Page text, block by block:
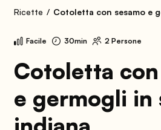
Mondo AIA
Ricette Cotoletta con sesamo e
Facile 30min 2 Persone
Cotoletta con
e germogli in